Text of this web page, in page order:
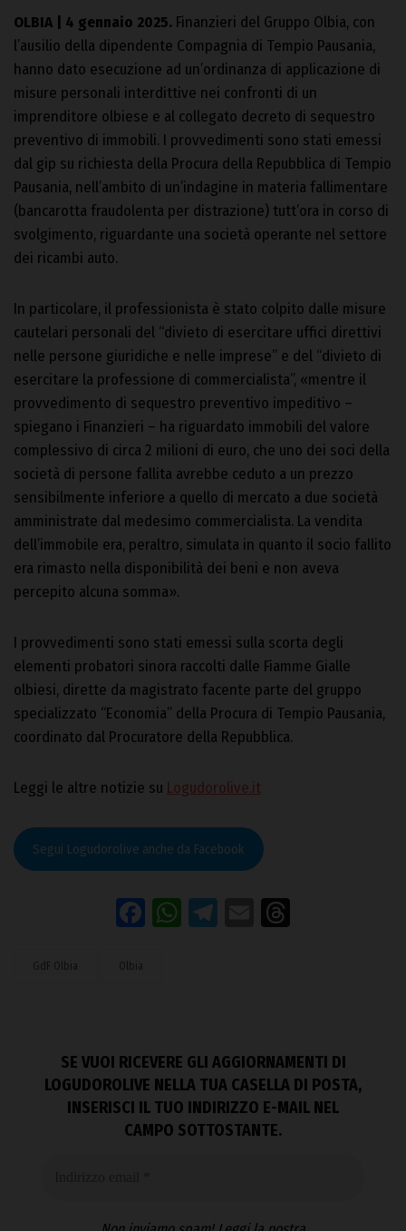
OLBIA | 4 gennaio 2025. Finanzieri del Gruppo Olbia, con
l’ausilio della dipendente Compagnia di Tempio Pausania,
hanno dato esecuzione ad un’ordinanza di applicazione di
misure personali interdittive nei confronti di un
imprenditore olbiese e al collegato decreto di sequestro
preventivo di immobili. I provvedimenti sono stati emessi
dal gip su richiesta della Procura della Repubblica di Tempio
Pausania, nell’ambito di un’indagine in materia fallimentare
(bancarotta fraudolenta per distrazione) tutt’ora in corso di
svolgimento, riguardante una società operante nel settore
dei ricambi auto.
In particolare, il professionista è stato colpito dalle misure
cautelari personali del “divieto di esercitare uffici direttivi
nelle persone giuridiche e nelle imprese” e del “divieto di
esercitare la professione di commercialista”, «mentre il
provvedimento di sequestro preventivo impeditivo –
spiegano i Finanzieri – ha riguardato immobili del valore
complessivo di circa 2 milioni di euro, che uno dei soci della
società di persone fallita avrebbe ceduto a un prezzo
sensibilmente inferiore a quello di mercato a due società
amministrate dal medesimo commercialista. La vendita
dell’immobile era, peraltro, simulata in quanto il socio fallito
era rimasto nella disponibilità dei beni e non aveva
percepito alcuna somma».
I provvedimenti sono stati emessi sulla scorta degli
elementi probatori sinora raccolti dalle Fiamme Gialle
olbiesi, dirette da magistrato facente parte del gruppo
specializzato “Economia” della Procura di Tempio Pausania,
coordinato dal Procuratore della Repubblica.
Leggi le altre notizie su Logudorolive.it
Segui Logudorolive anche da Facebook
Facebook
WhatsApp
Telegram
Email
GdF Olbia Olbia
SE VUOI RICEVERE GLI AGGIORNAMENTI DI
LOGUDOROLIVE NELLA TUA CASELLA DI POSTA,
INSERISCI IL TUO INDIRIZZO E-MAIL NEL
CAMPO SOTTOSTANTE.